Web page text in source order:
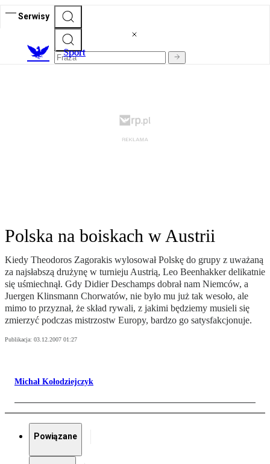
Serwisy
Sport
Polska na boiskach w Austrii
Kiedy Theodoros Zagorakis wylosował Polskę do grupy z uważaną
za najsłabszą drużynę w turnieju Austrią, Leo Beenhakker delikatnie
się uśmiechnął. Gdy Didier Deschamps dobrał nam Niemców, a
Juergen Klinsmann Chorwatów, nie było mu już tak wesoło, ale
mimo to przyznał, że skład rywali, z jakimi będziemy musieli się
zmierzyć podczas mistrzostw Europy, bardzo go satysfakcjonuje.
Publikacja: 03.12.2007 01:27
Michał Kołodziejczyk
Powiązane